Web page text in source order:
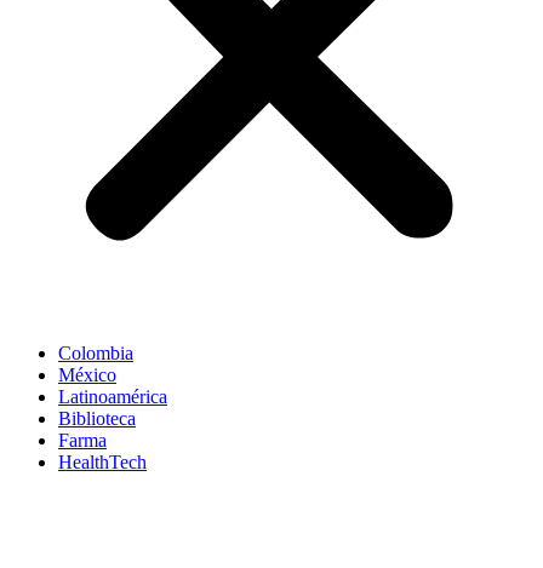
Colombia
México
Latinoamérica
Biblioteca
Farma
HealthTech